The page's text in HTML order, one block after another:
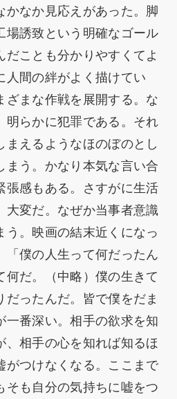
かなか見応えがあった。脚
場誘致という明確なゴール
だことも分かりやすくてよ
人間の絆がよく描けてい
ざまな作戦を展開する。な
明らかに犯罪である。それ
まえるようなほのぼのとし
まう。かなり本気な言い合
張感もある。さすがに生活
大変だ。なぜか当事者意識
う。映画の結末近くになっ
「僕の人生って何だったん
何だ。（中略）僕の生きて
だったんだ。皆で僕をだま
一番深い。相手の欲求を知
、相手の心を知れば知るほ
がつけなくなる。ここまで
そも自分の気持ちに嘘をつ